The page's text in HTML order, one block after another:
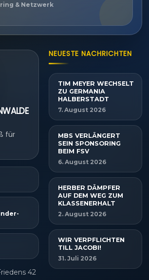
& Netzwerk
für
42
NEUESTE NACHRICHTEN
TIM MEYER WECHSELT
ZU GERMANIA
HALBERSTADT
7. August 2026
MBS VERLÄNGERT
SEIN SPONSORING
BEIM FSV
6. August 2026
HERBER DÄMPFER
AUF DEM WEG ZUM
KLASSENERHALT
2. August 2026
WIR VERPFLICHTEN
TILL JACOBI!
31. Juli 2026